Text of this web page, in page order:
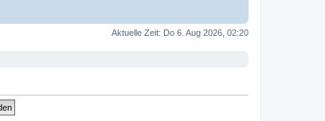
Aktuelle Zeit: Do 6. Aug 2026, 02:20